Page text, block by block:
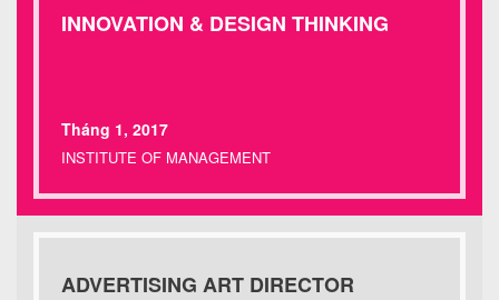
INNOVATION & DESIGN THINKING
Tháng 1, 2017
INSTITUTE OF MANAGEMENT
ADVERTISING ART DIRECTOR